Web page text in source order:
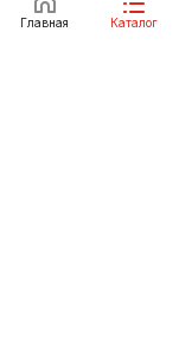
Главная Каталог